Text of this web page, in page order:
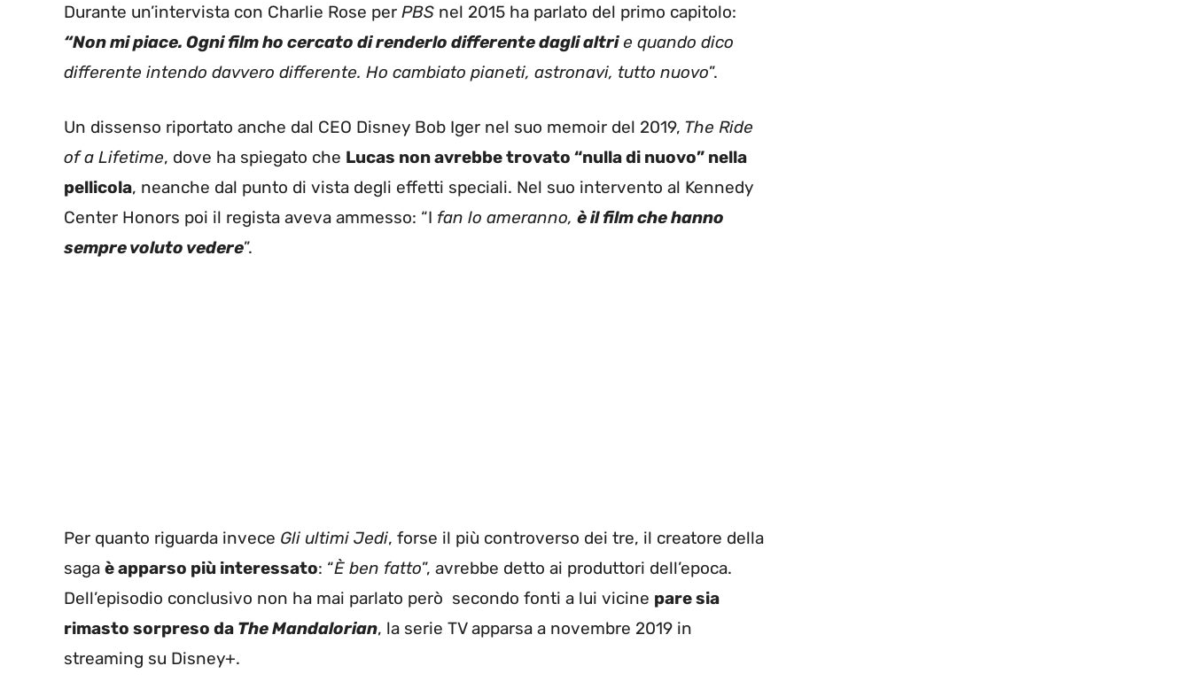
Durante un’intervista con Charlie Rose per PBS nel 2015 ha parlato del primo capitolo:
“Non mi piace. Ogni film ho cercato di renderlo differente dagli altrie quando dico
differente intendo davvero differente. Ho cambiato pianeti, astronavi, tutto nuovo”.
Un dissenso riportato anche dal CEO Disney Bob Iger nel suo memoir del 2019, The Ride
of a Lifetime, dove ha spiegato che Lucas non avrebbe trovato “nulla di nuovo” nella
pellicola, neanche dal punto di vista degli effetti speciali. Nel suo intervento al Kennedy
Center Honors poi il regista aveva ammesso: “I fan lo ameranno, è il film che hanno
sempre voluto vedere”.
Per quanto riguarda invece Gli ultimi Jedi, forse il più controverso dei tre, il creatore della
saga è apparso più interessato: “È ben fatto”, avrebbe detto ai produttori dell’epoca.
Dell’episodio conclusivo non ha mai parlato però secondo fonti a lui vicine pare sia
rimasto sorpreso da The Mandalorian, la serie TV apparsa a novembre 2019 in
streaming su Disney+.